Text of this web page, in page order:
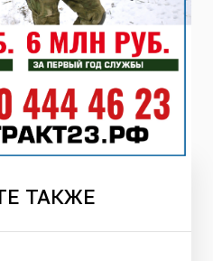
ТАКЖЕ